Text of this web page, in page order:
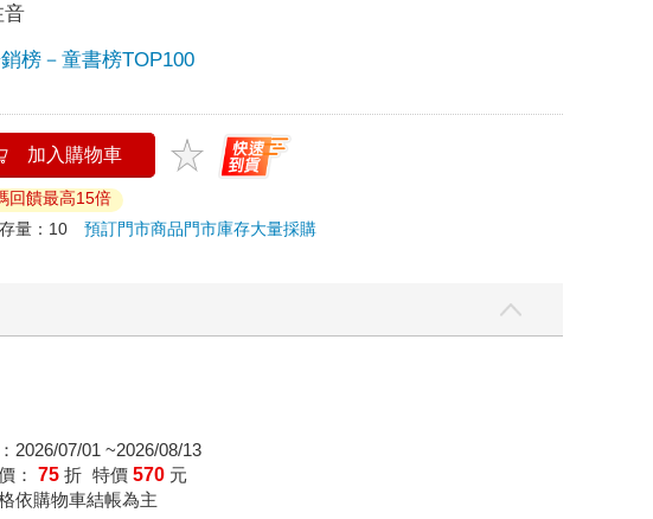
音
榜－童書榜TOP100
加入購物車
回饋最高15倍
存量：10預訂門市商品門市庫存大量採購
2026/07/01 ~2026/08/13
： 75 折 特價 570 元
依購物車結帳為主